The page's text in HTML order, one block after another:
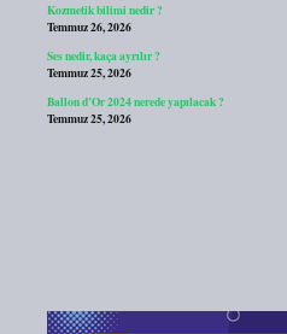
Kozmetik bilimi nedir ?
Temmuz 26, 2026
Ses nedir, kaça ayrılır ?
Temmuz 25, 2026
Ballon d’Or 2024 nerede yapılacak ?
Temmuz 25, 2026